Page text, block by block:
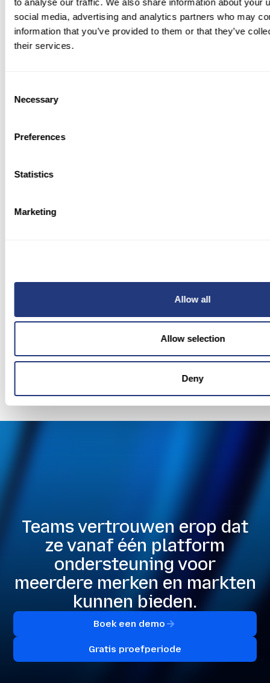
social media, advertising and analytics partners who may
information that you’ve provided to them or that they’ve
their services.
Selection
Necessary
Preferences
Statistics
Marketing
Allow all
Allow selection
Deny
Change your consent|Withdraw your consent
Cookie declaration last updated on 13-06-2026 by
Cookiebot:
Necessary cookies help make a website
navigation and access to secure areas of the
bluetweak.com
Stores the user's
Teams vertrouwen erop dat
ze vanaf één platform
ondersteuning voor
meerdere merken en markten
kunnen bieden.
Boek een demo
Gratis proefperiode